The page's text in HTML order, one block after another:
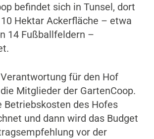
befindet sich in Tunsel, dort
Hektar Ackerfläche – etwa
14 Fußballfeldern –
für den Hof
Mitglieder der GartenCoop.
Betriebskosten des Hofes
und dann wird das Budget
vor der